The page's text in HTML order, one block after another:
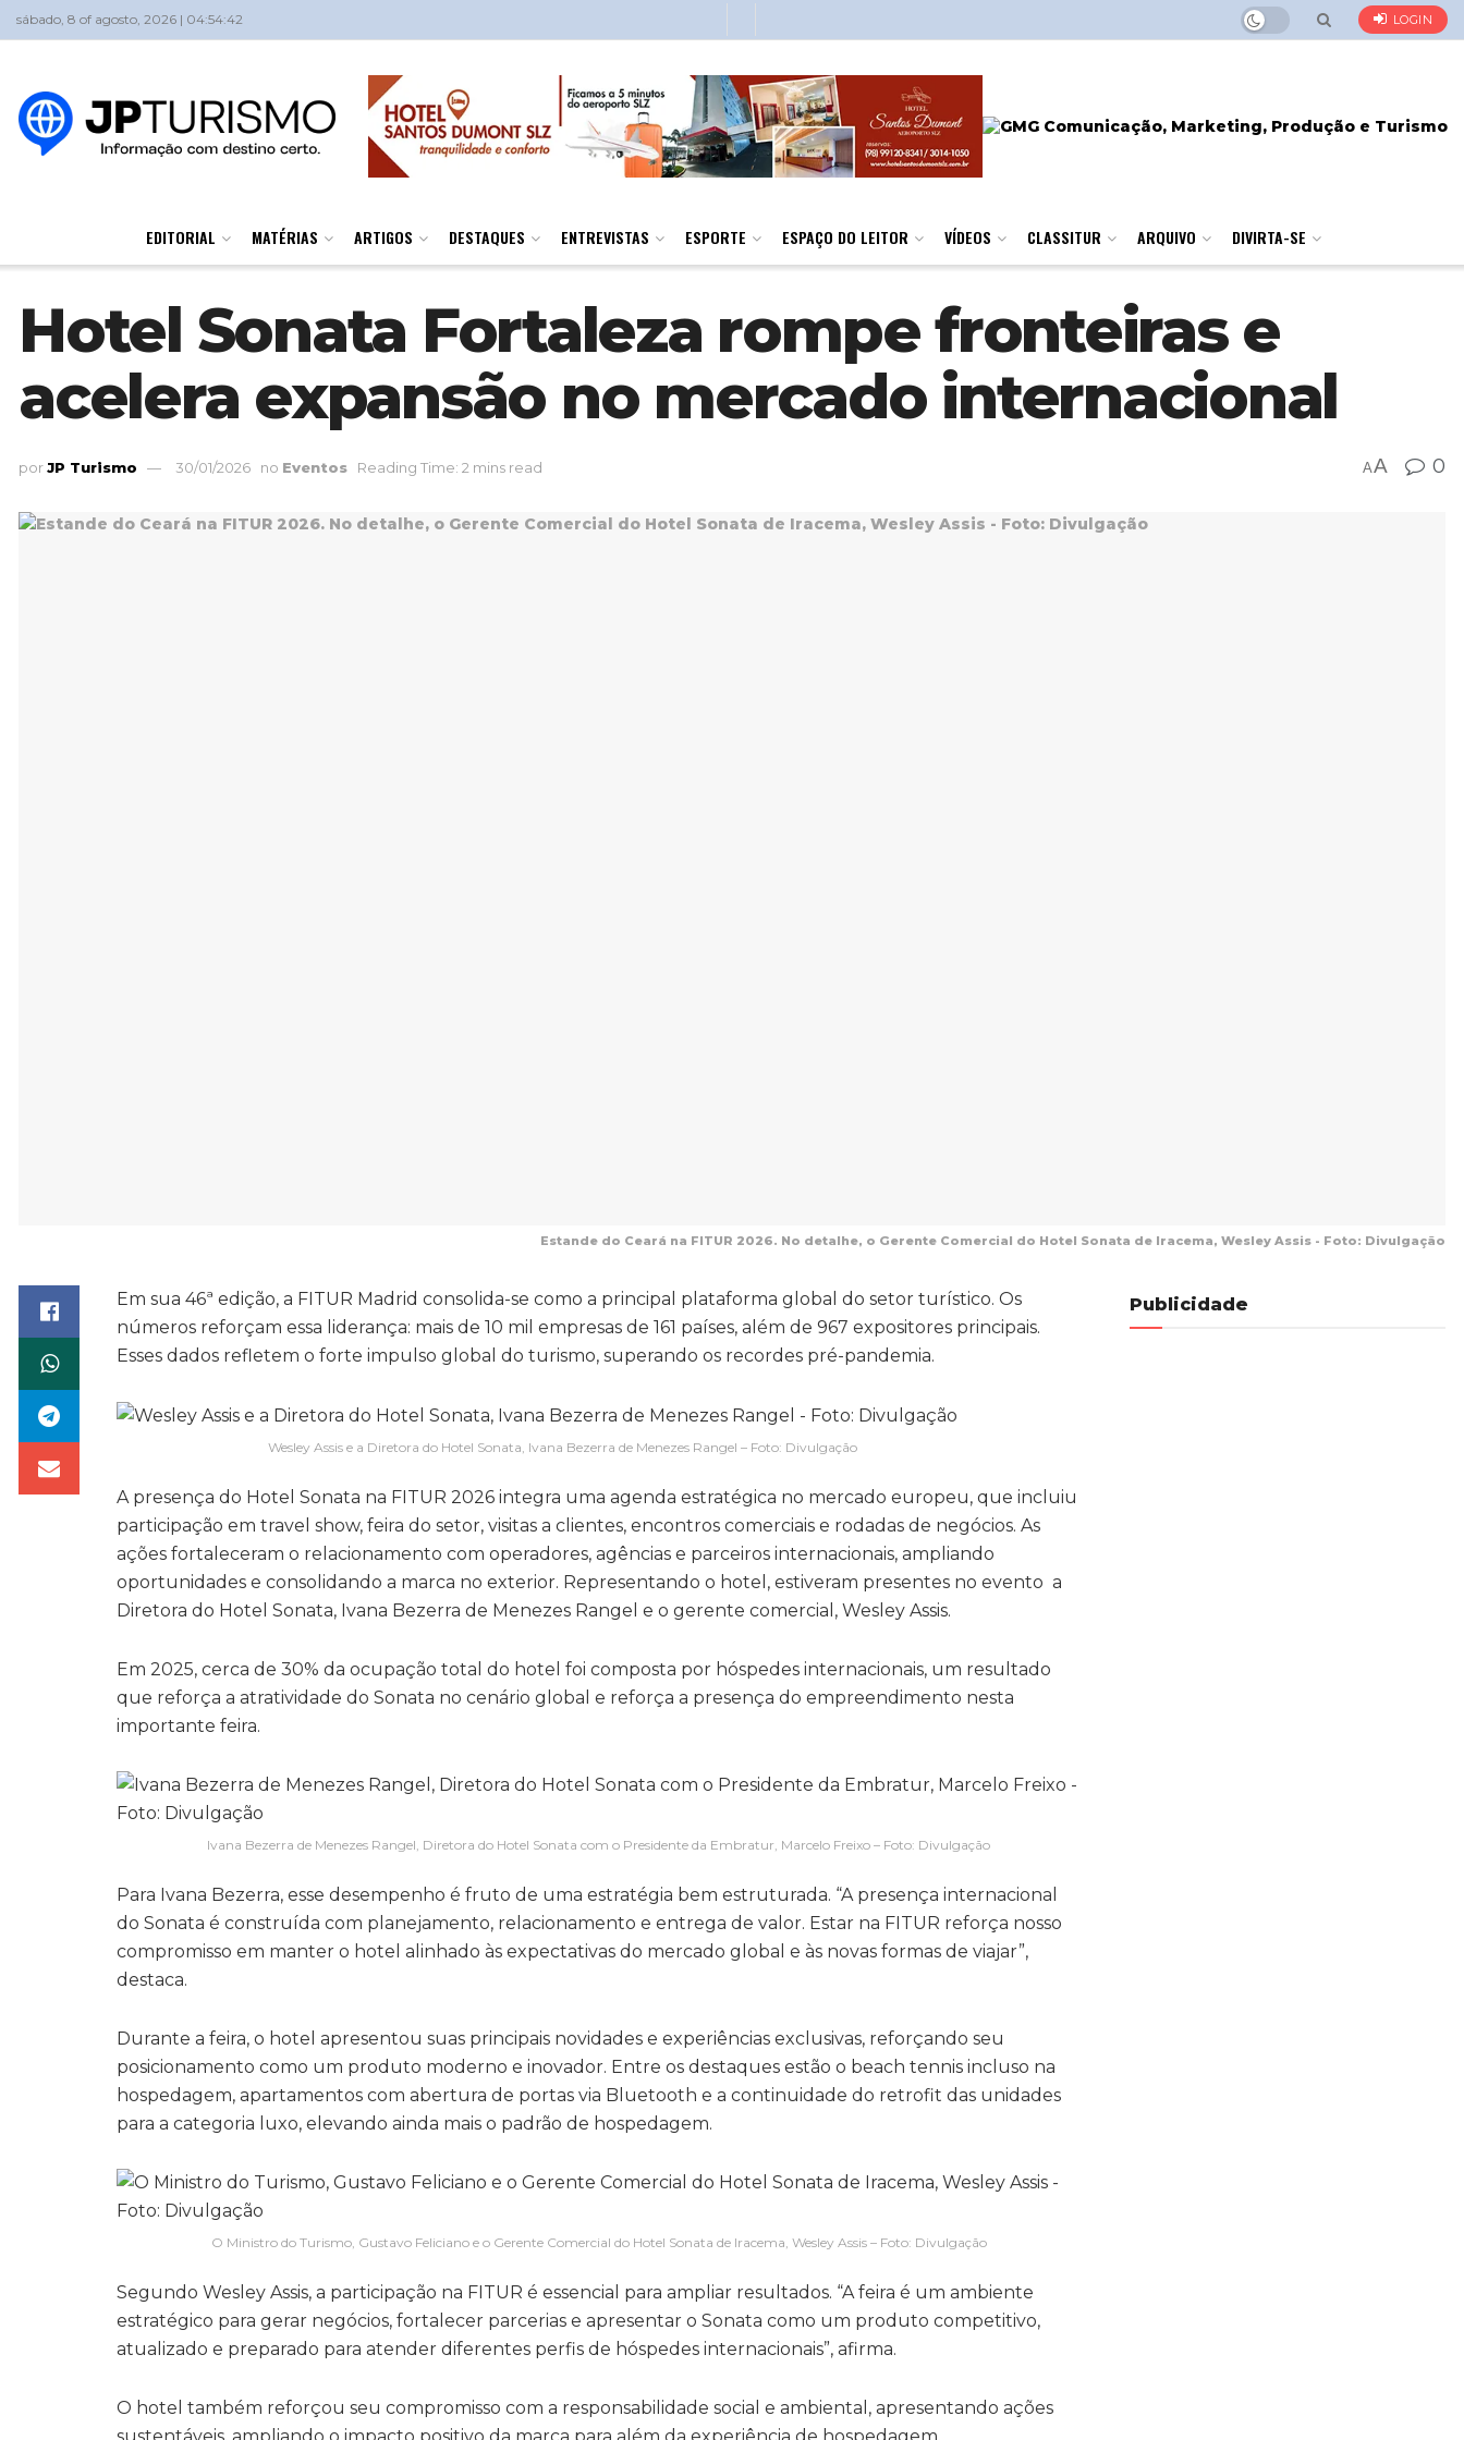
sábado, 8 of agosto, 2026 | 04:54:42 LOGIN
EDITORIAL MATÉRIAS ARTIGOS DESTAQUES ENTREVISTAS ESPORTE ESPAÇO DO LEITOR VÍDEOS CLASSITUR ARQUIVO DIVIRTA-SE
Hotel Sonata Fortaleza rompe fronteiras e
acelera expansão no mercado internacional
porJP Turismo 30/01/2026 no Eventos Reading Time: 2 mins read AA 0
Estande do Ceará na FITUR 2026. No detalhe, o Gerente Comercial do Hotel Sonata de Iracema, Wesley Assis - Foto: Divulgação
Em sua 46ª edição, a FITUR Madrid consolida-se como a principal plataforma global do setor turístico. Os
números reforçam essa liderança: mais de 10 mil empresas de 161 países, além de 967 expositores principais.
Esses dados refletem o forte impulso global do turismo, superando os recordes pré-pandemia.
Wesley Assis e a Diretora do Hotel Sonata, Ivana Bezerra de Menezes Rangel – Foto: Divulgação
A presença do Hotel Sonata na FITUR 2026 integra uma agenda estratégica no mercado europeu, que incluiu
participação em travel show, feira do setor, visitas a clientes, encontros comerciais e rodadas de negócios. As
ações fortaleceram o relacionamento com operadores, agências e parceiros internacionais, ampliando
oportunidades e consolidando a marca no exterior. Representando o hotel, estiveram presentes no evento a
Diretora do Hotel Sonata, Ivana Bezerra de Menezes Rangel e o gerente comercial, Wesley Assis.
Em 2025, cerca de 30% da ocupação total do hotel foi composta por hóspedes internacionais, um resultado
que reforça a atratividade do Sonata no cenário global e reforça a presença do empreendimento nesta
importante feira.
Ivana Bezerra de Menezes Rangel, Diretora do Hotel Sonata com o Presidente da Embratur, Marcelo Freixo – Foto: Divulgação
Para Ivana Bezerra, esse desempenho é fruto de uma estratégia bem estruturada. “A presença internacional
do Sonata é construída com planejamento, relacionamento e entrega de valor. Estar na FITUR reforça nosso
compromisso em manter o hotel alinhado às expectativas do mercado global e às novas formas de viajar”,
destaca.
Durante a feira, o hotel apresentou suas principais novidades e experiências exclusivas, reforçando seu
posicionamento como um produto moderno e inovador. Entre os destaques estão o beach tennis incluso na
hospedagem, apartamentos com abertura de portas via Bluetooth e a continuidade do retrofit das unidades
para a categoria luxo, elevando ainda mais o padrão de hospedagem.
O Ministro do Turismo, Gustavo Feliciano e o Gerente Comercial do Hotel Sonata de Iracema, Wesley Assis – Foto: Divulgação
Segundo Wesley Assis, a participação na FITUR é essencial para ampliar resultados. “A feira é um ambiente
estratégico para gerar negócios, fortalecer parcerias e apresentar o Sonata como um produto competitivo,
atualizado e preparado para atender diferentes perfis de hóspedes internacionais”, afirma.
O hotel também reforçou seu compromisso com a responsabilidade social e ambiental, apresentando ações
Publicidade